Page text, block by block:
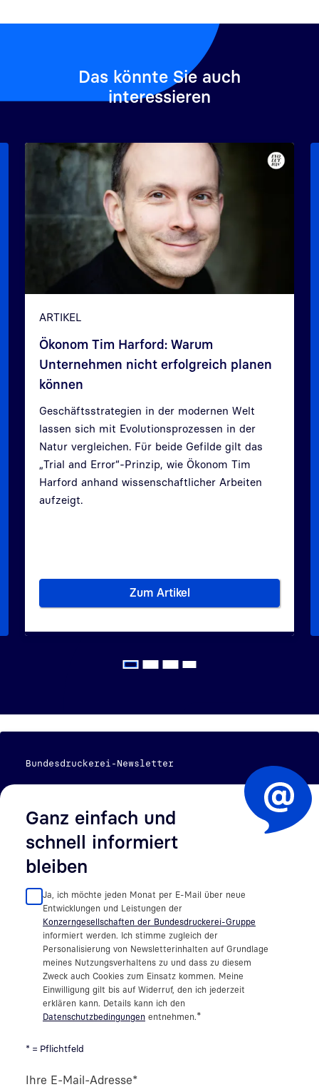
Das könnte Sie auch
interessieren
Zurück
ARTIKEL
Ökonom Tim Harford: Warum
Unternehmen nicht erfolgreich planen
können
Geschäftsstrategien in der modernen Welt
lassen sich mit Evolutionsprozessen in der
Natur vergleichen. Für beide Gefilde gilt das
„Trial and Error“-Prinzip, wie Ökonom Tim
Harford anhand wissenschaftlicher Arbeiten
aufzeigt.
Zum ArtikelÖkonom Tim Harford:
Bundesdruckerei-Newsletter
Ganz einfach und
schnell informiert
bleiben
Ja, ich möchte jeden Monat per E-Mail über neue
Entwicklungen und Leistungen der
Konzerngesellschaften der Bundesdruckerei-Gruppe
informiert werden. Ich stimme zugleich der
Personalisierung von Newsletterinhalten auf Grundlage
meines Nutzungsverhaltens zu und dass zu diesem
Zweck auch Cookies zum Einsatz kommen. Meine
Einwilligung gilt bis auf Widerruf, den ich jederzeit
erklären kann. Details kann ich den
Datenschutzbedingungen entnehmen.*
* = Pflichtfeld
Ihre E-Mail-Adresse*